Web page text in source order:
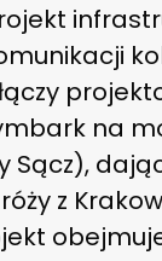
na
Sącz),
z